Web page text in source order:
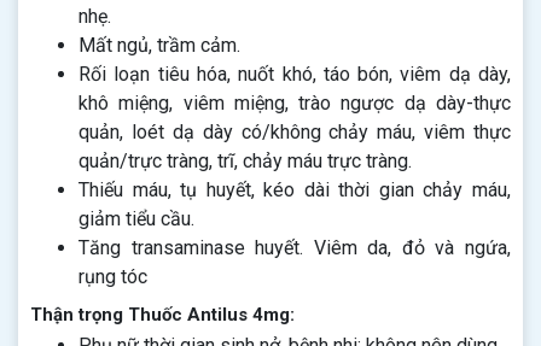
nhẹ.
Mất ngủ, trầm cảm.
Rối loạn tiêu hóa, nuốt khó, táo bón, viêm dạ dày,
khô miệng, viêm miệng, trào ngược dạ dày-thực
quản, loét dạ dày có/không chảy máu, viêm thực
quản/trực tràng, trĩ, chảy máu trực tràng.
Thiếu máu, tụ huyết, kéo dài thời gian chảy máu,
giảm tiểu cầu.
Tăng transaminase huyết. Viêm da, đỏ và ngứa,
rụng tóc
Thận trọng Thuốc Antilus 4mg: